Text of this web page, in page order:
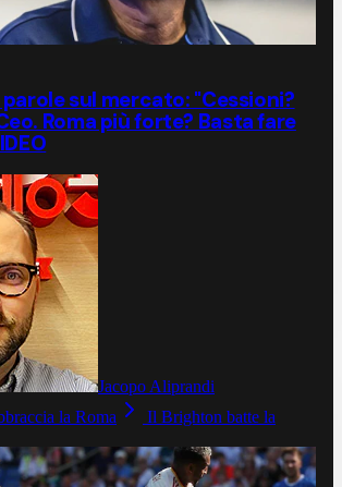
sul mercato: "Cessioni?
Roma più forte? Basta fare
Jacopo Aliprandi
la Roma
Il Brighton batte la